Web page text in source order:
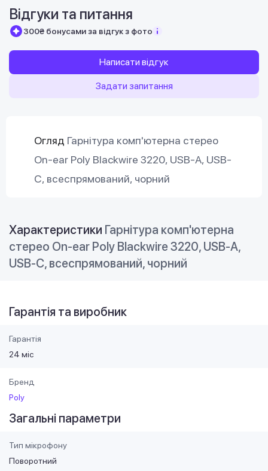
Відгуки та питання
300₴ бонусами за відгук з фото
Написати відгук
Задати запитання
Огляд Гарнітура комп'ютерна стерео
On-ear Poly Blackwire 3220, USB-A, USB-
C, всеспрямований, чорний
Характеристики Гарнітура комп'ютерна
стерео On-ear Poly Blackwire 3220, USB-A,
USB-C, всеспрямований, чорний
Гарантія та виробник
Гарантія
24 міс
Бренд
Poly
Загальні параметри
Тип мікрофону
Поворотний